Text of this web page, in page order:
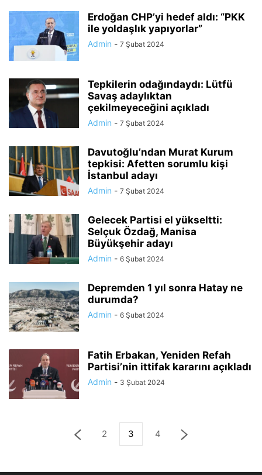
Erdoğan CHP’yi hedef aldı: “PKK
ile yoldaşlık yapıyorlar”
Admin - 7 Şubat 2024
Tepkilerin odağındaydı: Lütfü
Savaş adaylıktan
çekilmeyeceğini açıkladı
Admin - 7 Şubat 2024
Davutoğlu’ndan Murat Kurum
tepkisi: Afetten sorumlu kişi
İstanbul adayı
Admin - 7 Şubat 2024
Gelecek Partisi el yükseltti:
Selçuk Özdağ, Manisa
Büyükşehir adayı
Admin - 6 Şubat 2024
Depremden 1 yıl sonra Hatay ne
durumda?
Admin - 6 Şubat 2024
Fatih Erbakan, Yeniden Refah
Partisi’nin ittifak kararını açıkladı
Admin - 3 Şubat 2024
2 3 4